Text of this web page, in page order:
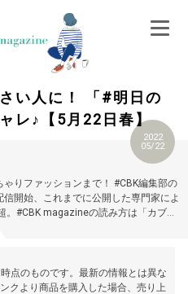
い人に！ 「#明日の
レ♪【5月22日春】
2022
05/22
りファッションまで！ #CBK編集部の
開始、これまでに公開した専門家によ
。#CBK magazineの読み方は「カブキ
点のものです。最新の情報とは異な
クより商品を購入した場合、売り上